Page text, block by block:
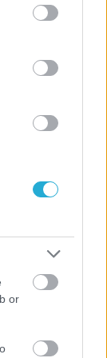
may click to
tags to
Google
or